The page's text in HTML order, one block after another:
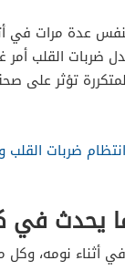
عدة مرات في
ضربات القلب
تؤثر على
ضربات
يحدث في
أثناء نومه، وكل